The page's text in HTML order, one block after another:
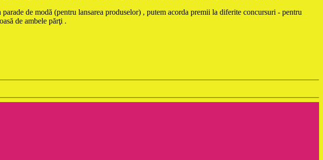
de modă (pentru lansarea produselor) , putem acorda premii la diferite concursuri - pentru
de ambele părţi .